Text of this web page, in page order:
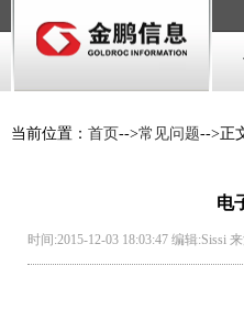
当前位置： 首页-->常见问题-->正
电
时间:2015-12-03 18:03:47 编辑:Sissi